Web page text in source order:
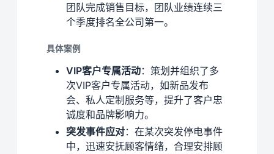
团队完成销售目标，团队业绩连续三
个季度排名全公司第一。
具体案例
VIP客户专属活动：策划并组织了多
次VIP客户专属活动，如新品发布
会、私人定制服务等，提升了客户忠
诚度和品牌影响力。
突发事件应对：在某次突发停电事件
中，迅速安抚顾客情绪，合理安排顾